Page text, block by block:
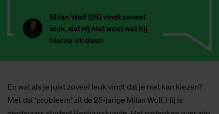
Milan Wolf (25) vindt zoveel
leuk, dat hij niet weet wat hij
hierna wil doen
En wat als je juist zoveel leuk vindt dat je niet kan kiezen?
Met dat ‘probleem’ zit de 25-jarige Milan Wolf. Hij is